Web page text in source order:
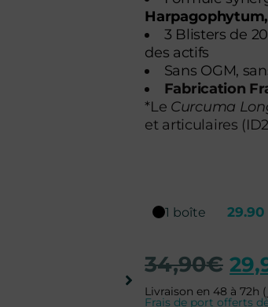
3 Blisters de
des actifs
Sans OGM,
Fabrication
*Le Curcuma
et articulaires
1 boîte
34,90€
Livraison en 48 à 72h
Frais de port offerts